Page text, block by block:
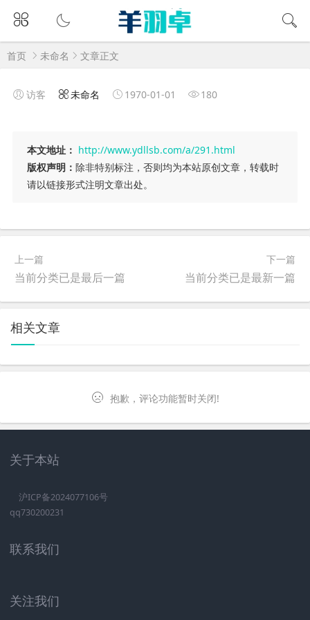
首页 未命名 文章正文
访客 未命名 1970-01-01 180
本文地址： http://www.ydllsb.com/a/291.html
版权声明： 除非特别标注，否则均为本站原创文章，转载时
请以链接形式注明文章出处。
上一篇
当前分类已是最后一篇
下一篇
当前分类已是最新一篇
相关文章
抱歉，评论功能暂时关闭!
关于本站
沪ICP备2024077106号
qq730200231
联系我们
关注我们